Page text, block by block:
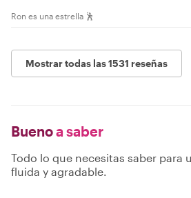
Ron es una estrella 🕺
Mostrar todas las 1531 reseñas
Buenoa saber
Todo lo que necesitas saber para
fluida y agradable.